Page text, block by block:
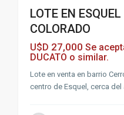
LOTE EN
COLORADO
U$D 27,000Se
DUCATO o similar.
Lote en venta en barrio
centro de Esquel, cerca del